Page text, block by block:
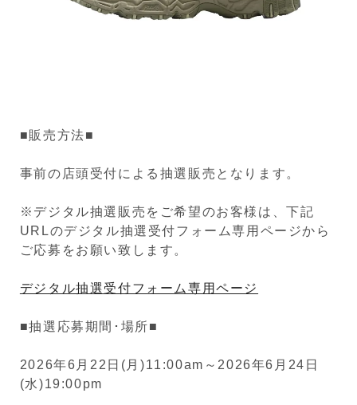
■販売方法■
事前の店頭受付による抽選販売となります。
※デジタル抽選販売をご希望のお客様は、下記
URLのデジタル抽選受付フォーム専用ページから
ご応募をお願い致します。
デジタル抽選受付フォーム専用ページ
■抽選応募期間･場所■
2026年6月22日(月)11:00am～2026年6月24日
(水)19:00pm